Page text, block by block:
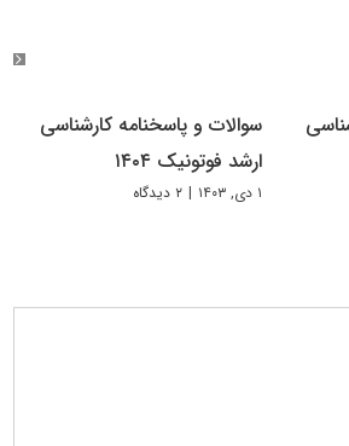
سوالات و پاسخنامه کارشناسی
ارشد فوتونیک ۱۴۰۴
۱ دی, ۱۴۰۳ | ۲ دیدگاه